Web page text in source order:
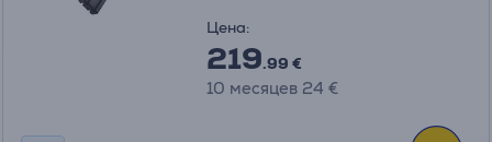
Цена:
219.99 €
10 месяцев 24 €